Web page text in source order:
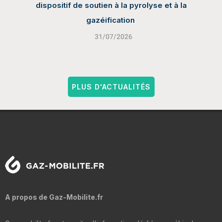
dispositif de soutien à la pyrolyse et à la
gazéification
31/07/2026
PLUS D'ACTUALITÉS
A propos de Gaz-Mobilite.fr